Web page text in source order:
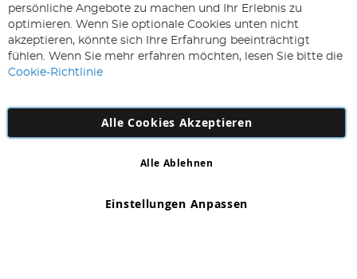
Melden
Sie
unseren
Newsletter
Abonnieren
Firmennummer: 863029607
persönliche Angebote zu machen und Ihr Erlebnis zu
optimieren. Wenn Sie optionale Cookies unten nicht
akzeptieren, könnte sich Ihre Erfahrung beeinträchtigt
fühlen. Wenn Sie mehr erfahren möchten, lesen Sie bitte die
Cookie-Richtlinie
Alle Cookies Akzeptieren
Einstellungen Anpassen
Alle Ablehnen